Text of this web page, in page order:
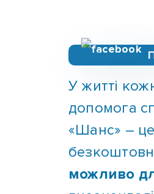
допомога
«Шанс» – це
можливо